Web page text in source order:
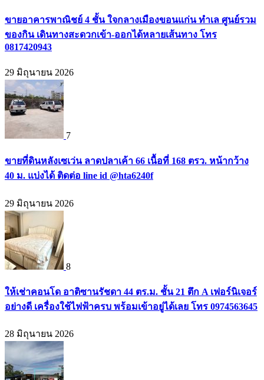
ขายอาคารพาณิชย์ 4 ชั้น ใจกลางเมืองขอนแก่น ทำเล ศูนย์รวม
ของกิน เดินทางสะดวกเข้า-ออกได้หลายเส้นทาง โทร
0817420943
29 มิถุนายน 2026
7
ขายที่ดินหลังเซเว่น ลาดปลาเค้า 66 เนื้อที่ 168 ตรว. หน้ากว้าง
40 ม. แบ่งได้ ติดต่อ line id @hta6240f
29 มิถุนายน 2026
8
ให้เช่าคอนโด อาติซานรัชดา 44 ตร.ม. ชั้น 21 ตึก A เฟอร์นิเจอร์
อย่างดี เครื่องใช้ไฟฟ้าครบ พร้อมเข้าอยู่ได้เลย โทร 0974563645
28 มิถุนายน 2026